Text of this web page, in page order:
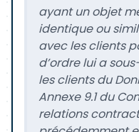
ayant un objet
identique ou
avec les clients
d’ordre lui a
les clients du
Annexe 9.1 du
relations